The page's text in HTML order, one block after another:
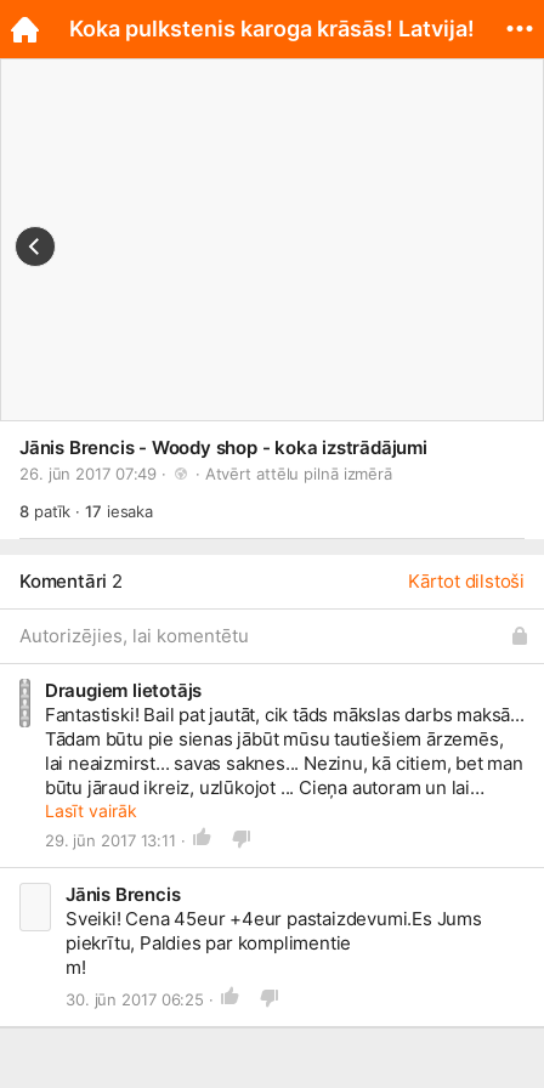
Jānis Brencis - Woody shop - koka izstrādājumi
26. jūn 2017 07:49 · · Atvērt attēlu pilnā izmērā
8patīk ·17 iesaka
Komentāri 2 Kārtot dilstoši
Autorizējies, lai komentētu
Draugiem lietotājs
Fantastiski! Bail pat jautāt, cik tāds mākslas darbs maksā...
Tādam būtu pie sienas jābūt mūsu tautiešiem ārzemēs,
lai neaizmirst... savas saknes... Nezinu, kā citiem, bet man
būtu jāraud ikreiz, uzlūkojot ... Cieņa autoram un lai
veselība un radošs gars turpmāk!!!!!!
Lasīt vairāk
29. jūn 2017 13:11 ·
Jānis Brencis
Sveiki! Cena 45eur +4eur pastaizdevumi.Es Jums
piekrītu, Paldies par komplimentie
m!
30. jūn 2017 06:25 ·
Koka pulkstenis karoga krāsās! Latvija!